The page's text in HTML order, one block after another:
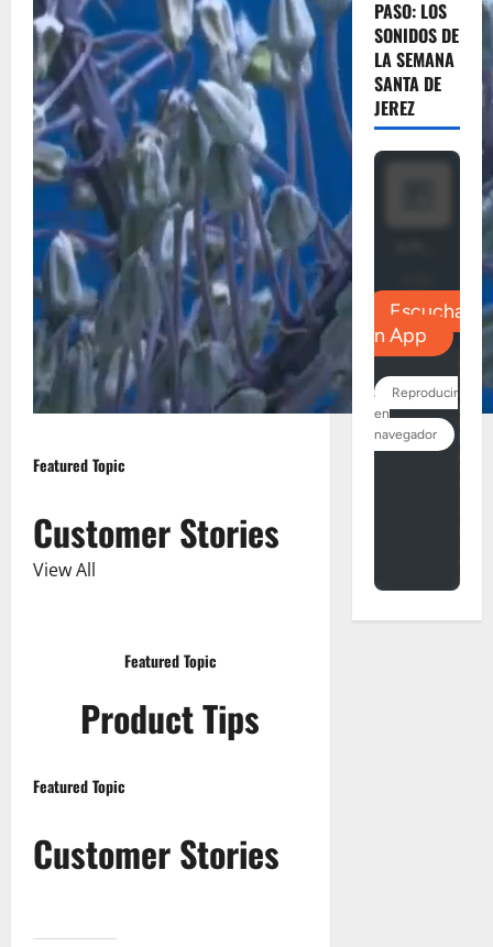
Featured Topic
Customer Stories
View All
Featured Topic
Product Tips
Featured Topic
Customer Stories
PASO: LOS
SONIDOS DE
LA SEMANA
SANTA DE
JEREZ